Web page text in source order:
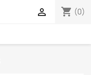
shopping_cart (0)
